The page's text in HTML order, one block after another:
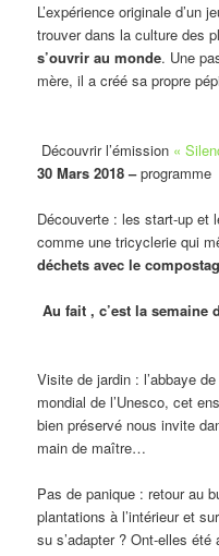
L’expérience originale d’un
trouver dans la culture des
s’ouvrir au monde. Une
mère, il a créé sa propre
Découvrir l’émission «
30 Mars 2018 –programme
Découverte : les start-up et
comme une tricyclerie qui
déchets avec le
Au fait , c’est la semaine
Visite de jardin : l’abbaye
mondial de l’Unesco, cet
bien préservé nous invite
main de maître…
Pas de panique : retour au
plantations à l’intérieur et
su s’adapter ? Ont-elles